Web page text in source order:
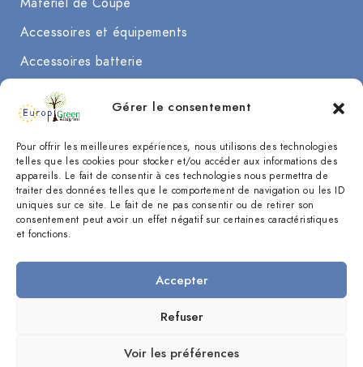
Gérer le consentement
Pour offrir les meilleures expériences, nous utilisons des technologies
telles que les cookies pour stocker et/ou accéder aux informations des
appareils. Le fait de consentir à ces technologies nous permettra de
traiter des données telles que le comportement de navigation ou les ID
uniques sur ce site. Le fait de ne pas consentir ou de retirer son
consentement peut avoir un effet négatif sur certaines caractéristiques
et fonctions.
Accepter
Refuser
Voir les préférences
Accessoires et équipements
Accessoires batterie
Nettoyage, Soufflage
Débroussaillage et Taille
Entretien des sols
Autres
Réalisation KEIYO
NOUS CONTACTER